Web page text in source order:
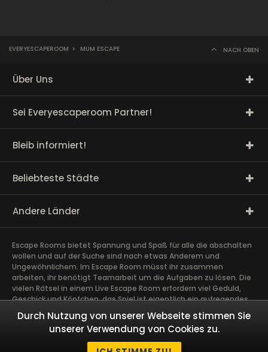
EVERYESCAPEROOM > MUM ESCAPE NACH OBEN
Über Uns
Sei Everyescaperoom Partner!
Bleib informiert!
Beliebteste Städte
Andere Länder
Escape Rooms bietet Spannung und Spaß für alle die abschalten
wollen und auf der Suche sind nach etwas Anderem und
Ungewöhnlichem. Im Escape Room müsst ihr zusammen
arbeiten, ihr benötigt Teamarbeit um die Aufgaben zu lösen. Die
vielen Rätsel in einem Live Escape Room erfordern viel Geduld,
Geschick und Köpfchen, das Spiel ist eigentlich ein aufregendes
Gehirntraining Exit Rooms sind sehr gut für Team Building und
andere Firmen Events geeignet. Das spannendste Teamevent,
das ihr je erlebt habt schweißt Euch zusammen. Taucht ab in
fesselnde Geschichten und löst gemeinsam als Team
Durch Nutzung von unserer Webseite stimmen Sie
unserer Verwendung von Cookies zu.